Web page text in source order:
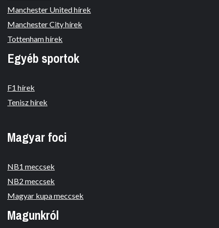
Manchester United hírek
Manchester City hírek
Tottenham hírek
Egyéb sportok
F1 hírek
Tenisz hírek
Magyar foci
NB1 meccsek
NB2 meccsek
Magyar kupa meccsek
Magunkról